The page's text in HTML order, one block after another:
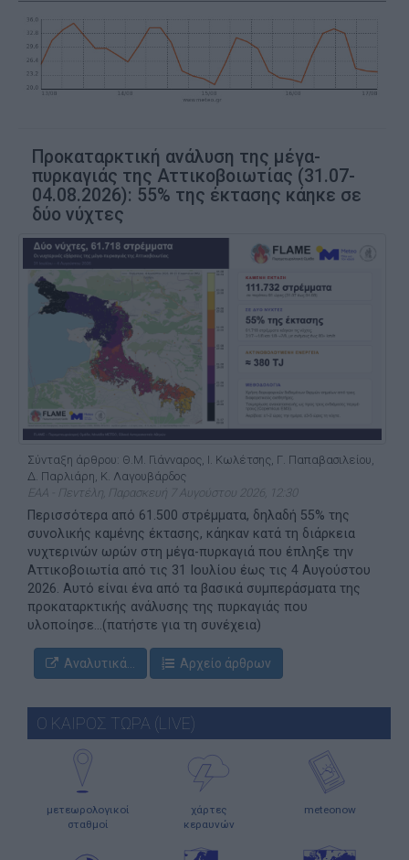
Προκαταρκτική ανάλυση της μέγα-
πυρκαγιάς της Αττικοβοιωτίας (31.07-
04.08.2026): 55% της έκτασης κάηκε σε
δύο νύχτες
Σύνταξη άρθρου: Θ.Μ. Γιάνναρος, Ι. Κωλέτσης, Γ. Παπαβασιλείου,
Δ. Παρλιάρη, Κ. Λαγουβάρδος
ΕΑΑ - Πεντέλη, Παρασκευή 7 Αυγούστου 2026, 12:30
Περισσότερα από 61.500 στρέμματα, δηλαδή 55% της
συνολικής καμένης έκτασης, κάηκαν κατά τη διάρκεια
νυχτερινών ωρών στη μέγα-πυρκαγιά που έπληξε την
Αττικοβοιωτία από τις 31 Ιουλίου έως τις 4 Αυγούστου
2026. Αυτό είναι ένα από τα βασικά συμπεράσματα της
προκαταρκτικής ανάλυσης της πυρκαγιάς που
υλοποίησε...(πατήστε για τη συνέχεια)
Αναλυτικά... Αρχείο άρθρων
Ο ΚΑΙΡΟΣ ΤΩΡΑ (LIVE)
μετεωρολογικοί
σταθμοί
χάρτες
κεραυνών
meteonow